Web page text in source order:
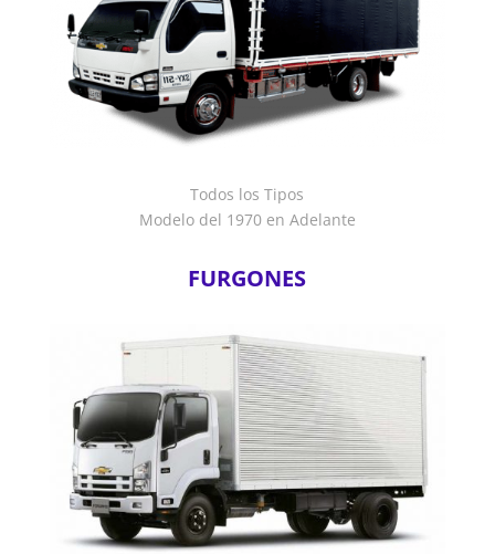
Todos los Tipos
Modelo del 1970 en Adelante
FURGONES